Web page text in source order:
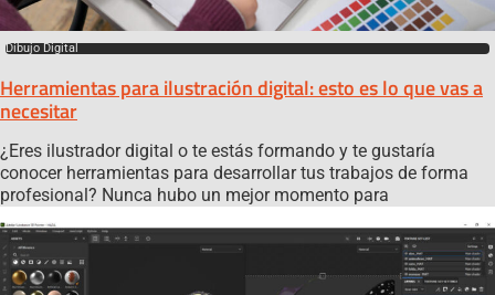
Dibujo Digital
Herramientas para ilustración digital: esto es lo que vas a
necesitar
¿Eres ilustrador digital o te estás formando y te gustaría
conocer herramientas para desarrollar tus trabajos de forma
profesional? Nunca hubo un mejor momento para